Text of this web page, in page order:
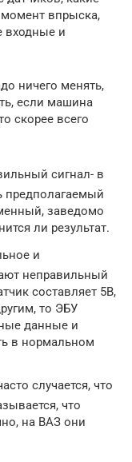
момент впрыска,
входные и
ничего менять,
если машина
скорее всего
сигнал- в
предполагаемый
заведомо
ли результат.
и
неправильный
составляет 5В,
то ЭБУ
данные и
в нормальном
случается, что
что
на ВАЗ они